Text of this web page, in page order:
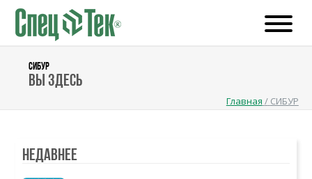
СИБУР
Вы здесь
Главная / СИБУР
Недавнее